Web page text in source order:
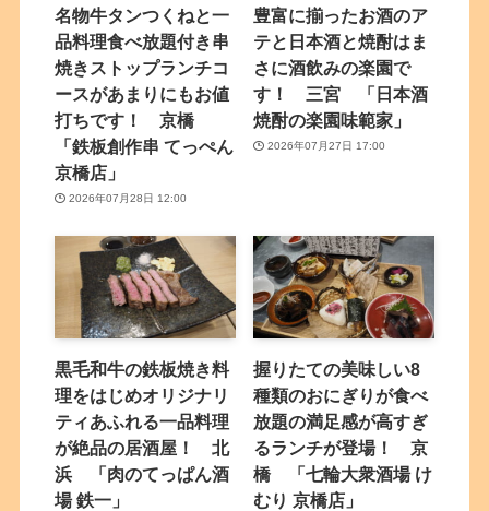
名物牛タンつくねと一
品料理食べ放題付き串
焼きストップランチコ
ースがあまりにもお値
打ちです！ 京橋
「鉄板創作串 てっぺん
京橋店」
2026年07月28日 12:00
豊富に揃ったお酒のア
テと日本酒と焼酎はま
さに酒飲みの楽園で
す！ 三宮 「日本酒
焼酎の楽園味範家」
2026年07月27日 17:00
黒毛和牛の鉄板焼き料
理をはじめオリジナリ
ティあふれる一品料理
が絶品の居酒屋！ 北
浜 「肉のてっぱん酒
場 鉄一」
握りたての美味しい8
種類のおにぎりが食べ
放題の満足感が高すぎ
るランチが登場！ 京
橋 「七輪大衆酒場 け
むり 京橋店」